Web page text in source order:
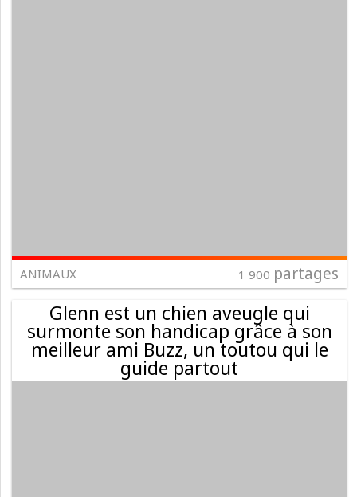
ANIMAUX 1 900 partages
Glenn est un chien aveugle qui
surmonte son handicap grâce à son
meilleur ami Buzz, un toutou qui le
guide partout